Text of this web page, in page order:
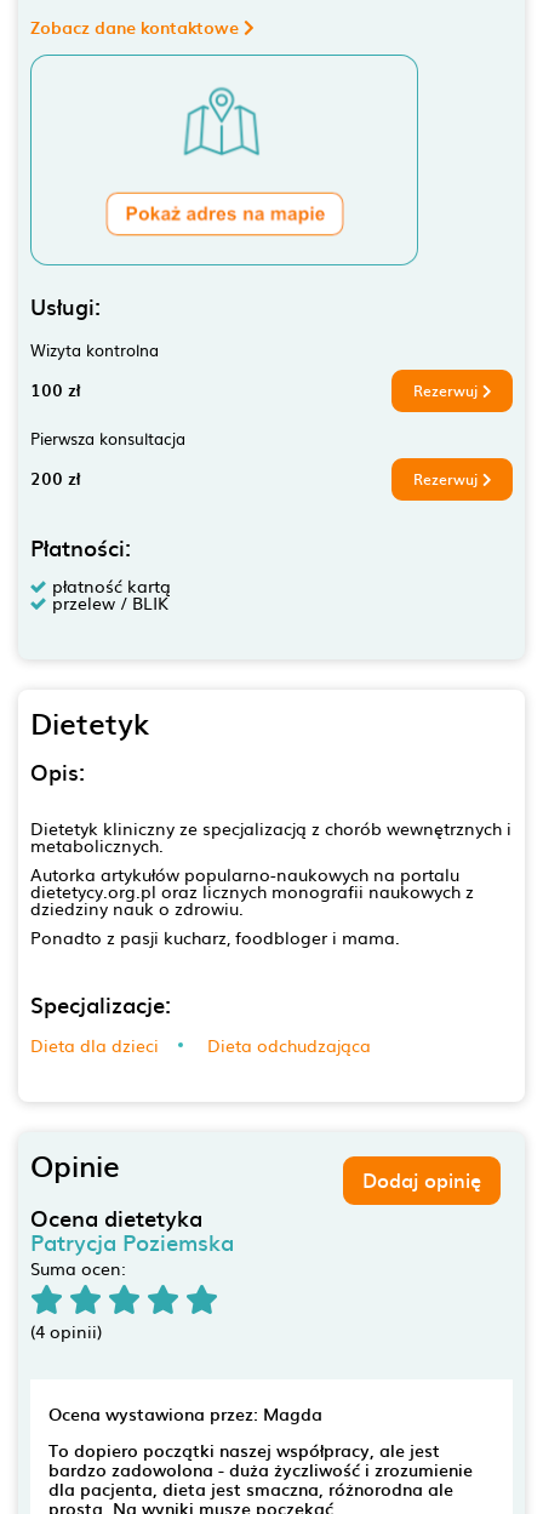
Zobacz dane kontaktowe
Usługi:
Wizyta kontrolna
100 zł Rezerwuj
Pierwsza konsultacja
200 zł Rezerwuj
Płatności:
płatność kartą
przelew / BLIK
Dietetyk
Opis:
Dietetyk kliniczny ze specjalizacją z chorób wewnętrznych i
metabolicznych.
Autorka artykułów popularno-naukowych na portalu
dietetycy.org.pl oraz licznych monografii naukowych z
dziedziny nauk o zdrowiu.
Ponadto z pasji kucharz, foodbloger i mama.
Specjalizacje:
Dieta dla dzieci Dieta odchudzająca
Opinie Dodaj opinię
Ocena dietetyka
Patrycja Poziemska
Suma ocen:
(4 opinii)
Ocena wystawiona przez: Magda
To dopiero początki naszej współpracy, ale jest
bardzo zadowolona - duża życzliwość i zrozumienie
dla pacjenta, dieta jest smaczna, różnorodna ale
prosta. Na wyniki muszę poczekać.